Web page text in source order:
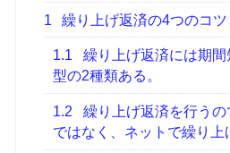
1 繰り上げ返済の4つのコツ
1.1
繰り上げ返済には期
型の2種類ある。
1.2
繰り上げ返済を行う
ではなく、ネットで繰り上